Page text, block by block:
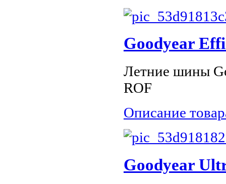
Goodyear
Летние шины
ROF
Описание
Goodyear